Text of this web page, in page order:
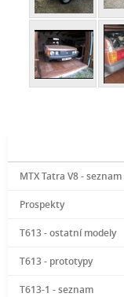
MTX Tatra V8 - seznam
Prospekty
T613 - ostatní modely
T613 - prototypy
T613-1 - seznam